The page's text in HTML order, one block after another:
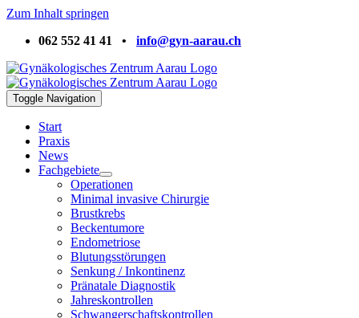
Zum Inhalt springen
062 552 41 41 • info@gyn-aarau.ch
Toggle Navigation
Start
Praxis
News
Fachgebiete
Operationen
Minimal invasive Chirurgie
Brustkrebs
Beckentumore
Endometriose
Blutungsstörungen
Senkung / Inkontinenz
Pränatale Diagnostik
Jahreskontrollen
Schwangerschaftskontrollen